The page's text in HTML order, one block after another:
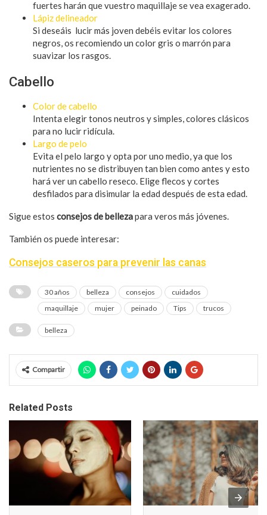
fuertes harán que vuestro maquillaje se vea exagerado.
Lápiz delineador
Si deseáis lucir más joven debéis evitar los colores
negros, os recomiendo un color gris o marrón para
suavizar los rasgos.
Cabello
Color de cabello
Intenta elegir tonos neutros y simples, colores clásicos
para no lucir ridícula.
Largo de pelo
Evita el pelo largo y opta por uno medio, ya que los
nutrientes no se distribuyen tan bien como antes y esto
hará ver un cabello reseco. Elige flecos y cortes
desfilados para disimular la edad después de esta edad.
Sigue estos consejos de bellezapara veros más jóvenes.
También os puede interesar:
Consejos caseros para prevenir las canas
30 años belleza consejos
cuidados
maquillaje
mujer peinado Tips trucos
belleza
Compartir
Related Posts